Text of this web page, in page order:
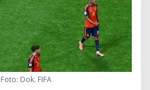
Dok. FIFA